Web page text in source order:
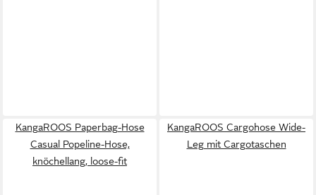
KangaROOS Paperbag-Hose
Casual Popeline-Hose,
knöchellang, loose-fit
KangaROOS Cargohose Wide-
Leg mit Cargotaschen